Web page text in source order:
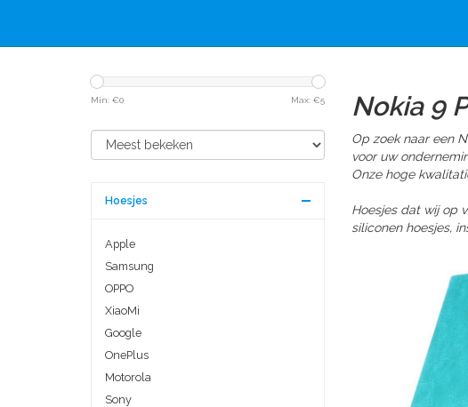
Min: €0 Max: €5
Hoesjes
Apple
Samsung
OPPO
XiaoMi
Google
OnePlus
Motorola
Sony
Nokia 9
Op zoek naar een
voor uw
Onze hoge
Hoesjes dat wij op
siliconen hoesjes,